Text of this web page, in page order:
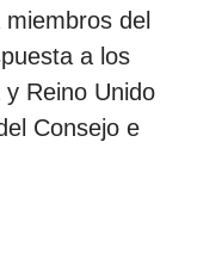
del
a los
Reino Unido
Consejo e